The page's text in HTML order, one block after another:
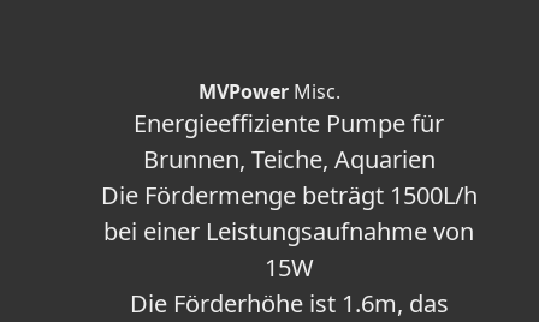
MVPower Misc.
Energieeffiziente Pumpe für
Brunnen, Teiche, Aquarien
Die Fördermenge beträgt 1500L/h
bei einer Leistungsaufnahme von
15W
Die Förderhöhe ist 1.6m, das